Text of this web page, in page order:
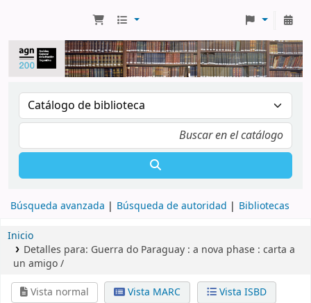
Búsqueda avanzada Búsqueda de autoridad Bibliotecas
Inicio
Detalles para: Guerra do Paraguay : a nova phase : carta a
un amigo /
Vista normal
Vista MARC Vista ISBD